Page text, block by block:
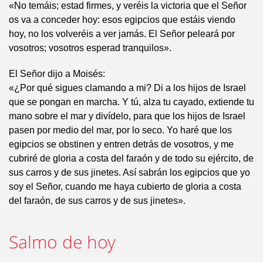
«No temáis; estad firmes, y veréis la victoria que el Señor
os va a conceder hoy: esos egipcios que estáis viendo
hoy, no los volveréis a ver jamás. El Señor peleará por
vosotros; vosotros esperad tranquilos».
El Señor dijo a Moisés:
«¿Por qué sigues clamando a mi? Di a los hijos de Israel
que se pongan en marcha. Y tú, alza tu cayado, extiende tu
mano sobre el mar y divídelo, para que los hijos de Israel
pasen por medio del mar, por lo seco. Yo haré que los
egipcios se obstinen y entren detrás de vosotros, y me
cubriré de gloria a costa del faraón y de todo su ejército, de
sus carros y de sus jinetes. Así sabrán los egipcios que yo
soy el Señor, cuando me haya cubierto de gloria a costa
del faraón, de sus carros y de sus jinetes».
Salmo de hoy